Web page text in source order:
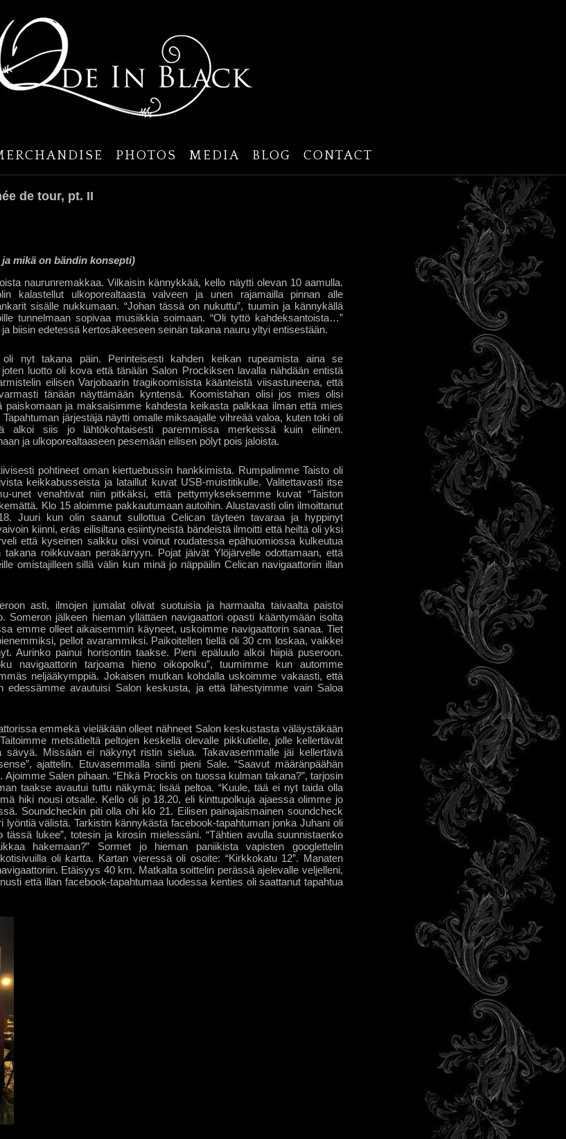
PHOTOS MEDIA BLOG CONTACT
de tour, pt. II
mikä on bändin konsepti)
naurunremakkaa. Vilkaisin kännykkää, kello näytti olevan 10 aamulla.
kalastellut ulkoporealtaasta valveen ja unen rajamailla pinnan alle
sisälle nukkumaan. “Johan tässä on nukuttu”, tuumin ja kännykällä
tunnelmaan sopivaa musiikkia soimaan. “Oli tyttö kahdeksantoista…”
biisin edetessä kertosäkeeseen seinän takana nauru yltyi entisestään.
oli nyt takana päin. Perinteisesti kahden keikan rupeamista aina se
luotto oli kova että tänään Salon Prockiksen lavalla nähdään entistä
eilisen Varjobaarin tragikoomisista käänteistä viisastuneena, että
tänään näyttämään kyntensä. Koomistahan olisi jos mies olisi
paiskomaan ja maksaisimme kahdesta keikasta palkkaa ilman että mies
järjestäjä näytti omalle miksaajalle vihreää valoa, kuten toki oli
alkoi siis jo lähtökohtaisesti paremmissa merkeissä kuin eilinen.
ja ulkoporealtaaseen pesemään eilisen pölyt pois jaloista.
pohtineet oman kiertuebussin hankkimista. Rumpalimme Taisto oli
keikkabusseista ja lataillut kuvat USB-muistitikulle. Valitettavasti itse
unet venahtivat niin pitkäksi, että pettymykseksemme kuvat “Taiston
Klo 15 aloimme pakkautumaan autoihin. Alustavasti olin ilmoittanut
Juuri kun olin saanut sullottua Celican täyteen tavaraa ja hyppinyt
kiinni, eräs eilisiltana esiintyneistä bändeistä ilmoitti että heiltä oli yksi
että kyseinen salkku olisi voinut roudatessa epähuomiossa kulkeutua
roikkuvaan peräkärryyn. Pojat jäivät Ylöjärvelle odottamaan, että
omistajilleen sillä välin kun minä jo näppäilin Celican navigaattoriin illan
asti, ilmojen jumalat olivat suotuisia ja harmaalta taivaalta paistoi
Someron jälkeen hieman yllättäen navigaattori opasti kääntymään isolta
emme olleet aikaisemmin käyneet, uskoimme navigaattorin sanaa. Tiet
pellot avarammiksi. Paikoitellen tiellä oli 30 cm loskaa, vaikkei
Aurinko painui horisontin taakse. Pieni epäluulo alkoi hiipiä puseroon.
navigaattorin tarjoama hieno oikopolku”, tuumimme kun automme
neljääkymppiä. Jokaisen mutkan kohdalla uskoimme vakaasti, että
edessämme avautuisi Salon keskusta, ja että lähestyimme vain Saloa
emmekä vieläkään olleet nähneet Salon keskustasta väläystäkään
metsätieltä peltojen keskellä olevalle pikkutielle, jolle kellertävät
sävyä. Missään ei näkynyt ristin sielua. Takavasemmalle jäi kellertävä
ajattelin. Etuvasemmalla siinti pieni Sale. “Saavut määränpäähän
Ajoimme Salen pihaan. “Ehkä Prockis on tuossa kulman takana?”, tarjosin
taakse avautui tuttu näkymä; lisää peltoa. “Kuule, tää ei nyt taida olla
hiki nousi otsalle. Kello oli jo 18.20, eli kinttupolkuja ajaessa olimme jo
Soundcheckin piti olla ohi klo 21. Eilisen painajaismainen soundcheck
lyöntiä välistä. Tarkistin kännykästä facebook-tapahtuman jonka Juhani oli
tässä lukee”, totesin ja kirosin mielessäni. “Tähtien avulla suunnistaenko
hakemaan?” Sormet jo hieman paniikista vapisten googlettelin
oli kartta. Kartan vieressä oli osoite: “Kirkkokatu 12”. Manaten
Etäisyys 40 km. Matkalta soittelin perässä ajelevalle veljelleni,
että illan facebook-tapahtumaa luodessa kenties oli saattanut tapahtua